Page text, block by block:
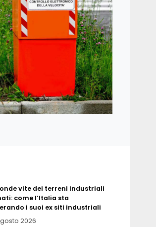
vite dei terreni industriali
come l’Italia sta
i suoi ex siti industriali
2026